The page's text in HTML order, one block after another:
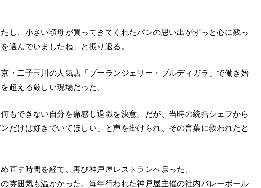
たし、小さい頃母が買ってきてくれたパンの思い出がずっと心に残っ
選んでいましたね」と振り返る。
・二子玉川の人気店「ブーランジェリー・ブルディガラ」で働き始
超える厳しい現場だった。
もできない自分を痛感し退職を決意。だが、当時の統括シェフから
だけは好きでいてほしい」と声を掛けられ、その言葉に救われたと
直す時間を経て、再び神戸屋レストランへ戻った。
雰囲気も温かかった。毎年行われた神戸屋主催の社内バレーボール